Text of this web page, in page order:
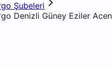
Şubeleri
Denizli Güney Eziler